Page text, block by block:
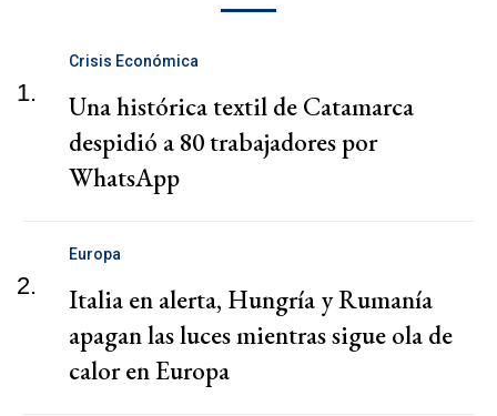
1.
Crisis Económica
Una histórica textil de Catamarca
despidió a 80 trabajadores por
WhatsApp
2.
Europa
Italia en alerta, Hungría y Rumanía
apagan las luces mientras sigue ola de
calor en Europa